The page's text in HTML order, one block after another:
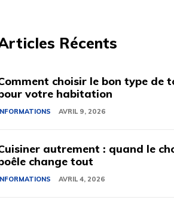
Récents
choisir le bon type de
votre habitation
AVRIL 9, 2026
autrement : quand le
change tout
AVRIL 4, 2026